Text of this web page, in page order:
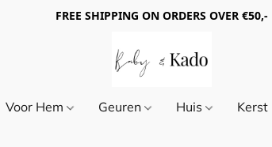
FREE SHIPPING ON ORDERS OVER €50,-
Voor Hem Geuren Huis Kerst